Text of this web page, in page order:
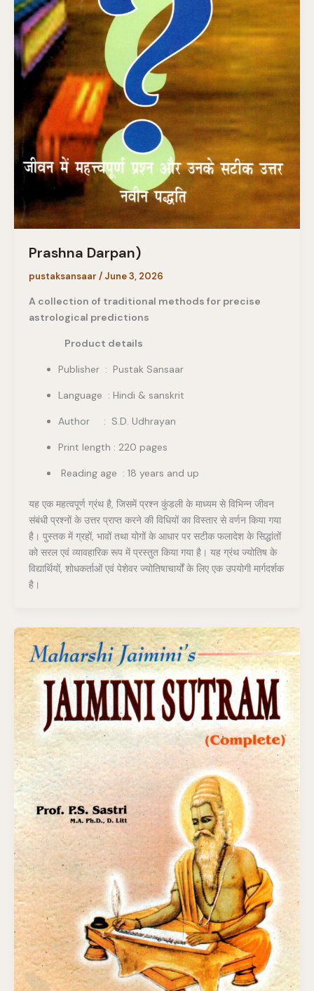
Prashna Darpan)
pustaksansaar / June 3, 2026
A collection of traditional methods for precise
astrological predictions
Product details
Publisher ‏ : ‎ Pustak Sansaar
Language : Hindi & sanskrit
Author : S.D. Udhrayan
Print length : 220 pages
Reading age : 18 years and up
यह एक महत्वपूर्ण ग्रंथ है, जिसमें प्रश्न कुंडली के माध्यम से विभिन्न जीवन
संबंधी प्रश्नों के उत्तर प्राप्त करने की विधियों का विस्तार से वर्णन किया गया
है। पुस्तक में ग्रहों, भावों तथा योगों के आधार पर सटीक फलादेश के सिद्धांतों
को सरल एवं व्यावहारिक रूप में प्रस्तुत किया गया है। यह ग्रंथ ज्योतिष के
विद्यार्थियों, शोधकर्ताओं एवं पेशेवर ज्योतिषाचार्यों के लिए एक उपयोगी मार्गदर्शक
है।